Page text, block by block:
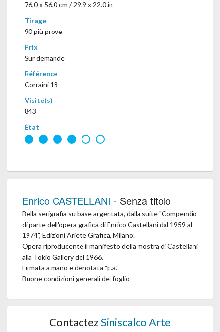
76,0 x 56,0 cm / 29.9 x 22.0 in
Tirage
90 più prove
Prix
Sur demande
Référence
Corraini 18
Visite(s)
843
État
Enrico CASTELLANI - Senza titolo
Bella serigrafia su base argentata, dalla suite "Compendio
di parte dell'opera grafica di Enrico Castellani dal 1959 al
1974", Edizioni Ariete Grafica, Milano.
Opera riproducente il manifesto della mostra di Castellani
alla Tokio Gallery del 1966.
Firmata a mano e denotata "p.a."
Buone condizioni generali del foglio
ContactezSiniscalco Arte